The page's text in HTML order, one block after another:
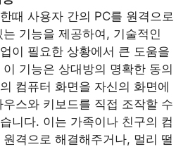
때 사용자 간의 PC를 원격으로
기능을 제공하여, 기술적인
이 필요한 상황에서 큰 도움을
기능은 상대방의 명확한 동의
컴퓨터 화면을 자신의 화면에
스와 키보드를 직접 조작할 수
니다. 이는 가족이나 친구의 컴
격으로 해결해주거나, 멀리 떨